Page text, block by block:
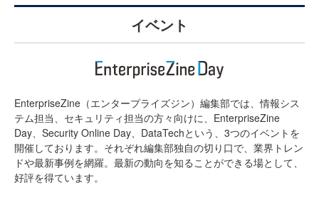
イベント
EnterpriseZine（エンタープライズジン）編集部では、情報シス
テム担当、セキュリティ担当の方々向けに、EnterpriseZine
Day、Security Online Day、DataTechという、3つのイベントを
開催しております。それぞれ編集部独自の切り口で、業界トレン
ドや最新事例を網羅。最新の動向を知ることができる場として、
好評を得ています。